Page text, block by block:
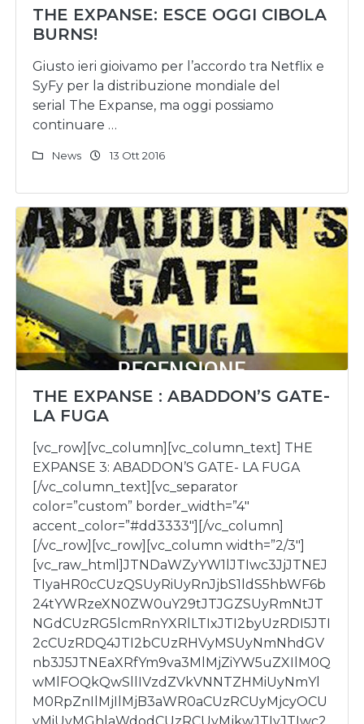
THE EXPANSE: ESCE OGGI CIBOLA
BURNS!
Giusto ieri gioivamo per l’accordo tra Netflix e
SyFy per la distribuzione mondiale del
serial The Expanse, ma oggi possiamo
continuare …
News 13 Ott 2016
THE EXPANSE : ABADDON’S GATE-
LA FUGA
[vc_row][vc_column][vc_column_text] THE
EXPANSE 3: ABADDON’S GATE- LA FUGA
[/vc_column_text][vc_separator
color=”custom” border_width=”4″
accent_color=”#dd3333″][/vc_column]
[/vc_row][vc_row][vc_column width=”2/3″]
[vc_raw_html]JTNDaWZyYW1lJTIwc3JjJTNEJ
TIyaHR0cCUzQSUyRiUyRnJjbS1ldS5hbWF6b
24tYWRzeXN0ZW0uY29tJTJGZSUyRmNtJT
NGdCUzRG5lcmRnYXRlLTIxJTI2byUzRDI5JTI
2cCUzRDQ4JTI2bCUzRHVyMSUyNmNhdGV
nb3J5JTNEaXRfYm9va3MlMjZiYW5uZXIlM0Q
wMlFOQkQwSllIVzdZVkVNNTZHMiUyNmYl
M0RpZnIlMjIlMjB3aWR0aCUzRCUyMjcyOCU